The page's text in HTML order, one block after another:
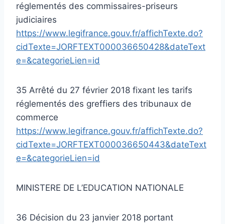
réglementés des commissaires-priseurs
judiciaires
https://www.legifrance.gouv.fr/affichTexte.do?
cidTexte=JORFTEXT000036650428&dateText
e=&categorieLien=id
35 Arrêté du 27 février 2018 fixant les tarifs
réglementés des greffiers des tribunaux de
commerce
https://www.legifrance.gouv.fr/affichTexte.do?
cidTexte=JORFTEXT000036650443&dateText
e=&categorieLien=id
MINISTERE DE L’EDUCATION NATIONALE
36 Décision du 23 janvier 2018 portant